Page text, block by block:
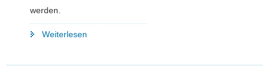
werden.
Weiterlesen